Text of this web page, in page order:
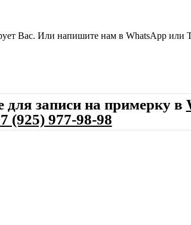
Вас. Или напишите нам в WhatsApp или
записи на примерку в
(925) 977-98-98